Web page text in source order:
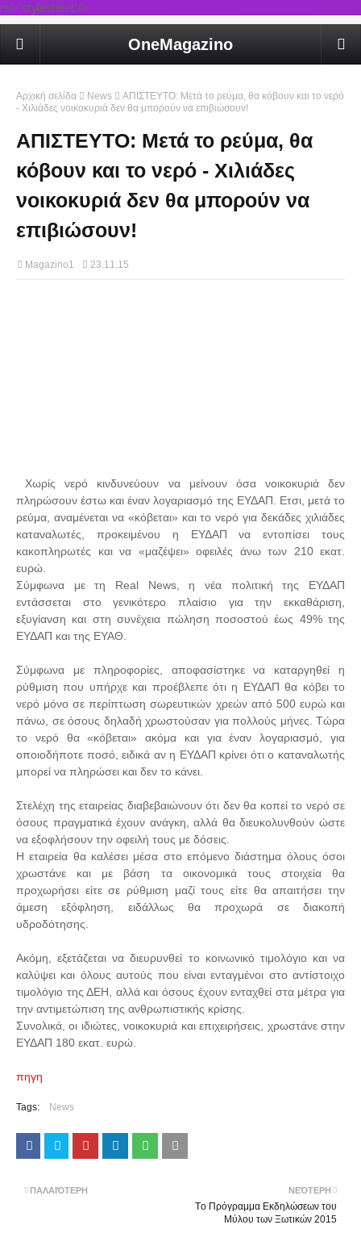
rel='stylesheet'/>
OneMagazino
Αρχική σελίδα News
ΑΠΙΣΤΕΥΤΟ: Μετά το ρεύμα, θα κόβουν και το νερό
- Χιλιάδες νοικοκυριά δεν θα μπορούν να επιβιώσουν!
ΑΠΙΣΤΕΥΤΟ: Μετά το ρεύμα, θα
κόβουν και το νερό - Χιλιάδες
νοικοκυριά δεν θα μπορούν να
επιβιώσουν!
Magazino1 23.11.15
Χωρίς νερό κινδυνεύουν να μείνουν όσα νοικοκυριά δεν
πληρώσουν έστω και έναν λογαριασμό της ΕΥΔΑΠ. Ετσι, μετά το
ρεύμα, αναμένεται να «κόβεται» και το νερό για δεκάδες χιλιάδες
καταναλωτές, προκειμένου η ΕΥΔΑΠ να εντοπίσει τους
κακοπληρωτές και να «μαζέψει» οφειλές άνω των 210 εκατ.
ευρώ.
Σύμφωνα με τη Real News, η νέα πολιτική της ΕΥΔΑΠ
εντάσσεται στο γενικότερο πλαίσιο για την εκκαθάριση,
εξυγίανση και στη συνέχεια πώληση ποσοστού έως 49% της
ΕΥΔΑΠ και της ΕΥΑΘ.
Σύμφωνα με πληροφορίες, αποφασίστηκε να καταργηθεί η
ρύθμιση που υπήρχε και προέβλεπε ότι η ΕΥΔΑΠ θα κόβει το
νερό μόνο σε περίπτωση σωρευτικών χρεών από 500 ευρώ και
πάνω, σε όσους δηλαδή χρωστούσαν για πολλούς μήνες. Τώρα
το νερό θα «κόβεται» ακόμα και για έναν λογαριασμό, για
οποιοδήποτε ποσό, ειδικά αν η ΕΥΔΑΠ κρίνει ότι ο καταναλωτής
μπορεί να πληρώσει και δεν το κάνει.
Στελέχη της εταιρείας διαβεβαιώνουν ότι δεν θα κοπεί το νερό σε
όσους πραγματικά έχουν ανάγκη, αλλά θα διευκολυνθούν ώστε
να εξοφλήσουν την οφειλή τους με δόσεις.
Η εταιρεία θα καλέσει μέσα στο επόμενο διάστημα όλους όσοι
χρωστάνε και με βάση τα οικονομικά τους στοιχεία θα
προχωρήσει είτε σε ρύθμιση μαζί τους είτε θα απαιτήσει την
άμεση εξόφληση, ειδάλλως θα προχωρά σε διακοπή
υδροδότησης.
Ακόμη, εξετάζεται να διευρυνθεί το κοινωνικό τιμολόγιο και να
καλύψει και όλους αυτούς που είναι ενταγμένοι στο αντίστοιχο
τιμολόγιο της ΔΕΗ, αλλά και όσους έχουν ενταχθεί στα μέτρα για
την αντιμετώπιση της ανθρωπιστικής κρίσης.
Συνολικά, οι ιδιώτες, νοικοκυριά και επιχειρήσεις, χρωστάνε στην
ΕΥΔΑΠ 180 εκατ. ευρώ.
πηγη
Tags: News
ΝΕΌΤΕΡΗ
Tο Πρόγραμμα Εκδηλώσεων του
Μύλου των Ξωτικών 2015
ΠΑΛΑΙΌΤΕΡΗ